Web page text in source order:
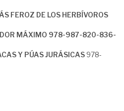
FEROZ DE LOS HERBÍVOROS
MÁXIMO 978-987-820-836-
Y PÚAS JURÁSICAS 978-